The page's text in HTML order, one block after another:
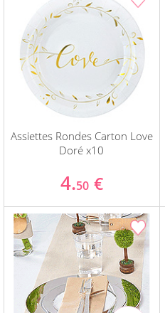
Assiettes Rondes Carton Love
Doré x10
4.50 €